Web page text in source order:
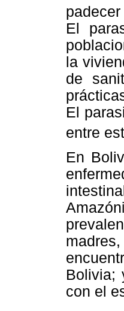
El
la
de
El
entre
En
Bolivia;
con el